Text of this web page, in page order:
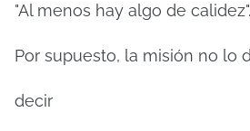
"Al menos hay algo de calidez".
Por supuesto, la misión no lo
decir